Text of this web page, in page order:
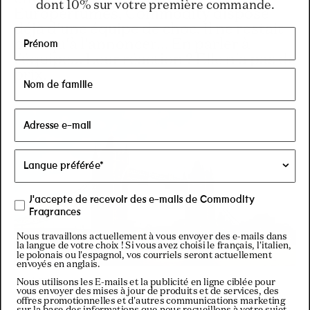
Europerfumes, Commodity dispose
déjà d'une équipe de choc. Il ne restait
plus qu'à l'annoncer... En parler à
l'équipe... Leur réaction ? Elle n'a pas de
S1 | E2
dont 10% sur votre première commande.
J'accepte de recevoir des e-mails de Commodity
Fragrances
Nous travaillons actuellement à vous envoyer des e-mails dans
la langue de votre choix ! Si vous avez choisi le français, l'italien,
le polonais ou l'espagnol, vos courriels seront actuellement
envoyés en anglais.
Nous utilisons les E-mails et la publicité en ligne ciblée pour
vous envoyer des mises à jour de produits et de services, des
offres promotionnelles et d'autres communications marketing